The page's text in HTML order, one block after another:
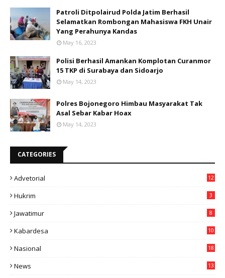
Patroli Ditpolairud Polda Jatim Berhasil
Selamatkan Rombongan Mahasiswa FKH Unair
Yang Perahunya Kandas
May 16, 2023
Polisi Berhasil Amankan Komplotan Curanmor
15 TKP di Surabaya dan Sidoarjo
May 14, 2023
Polres Bojonegoro Himbau Masyarakat Tak
Asal Sebar Kabar Hoax
May 14, 2023
CATEGORIES
Advetorial 12
Hukrim 3
Jawatimur 8
Kabardesa
10
Nasional
18
News
13